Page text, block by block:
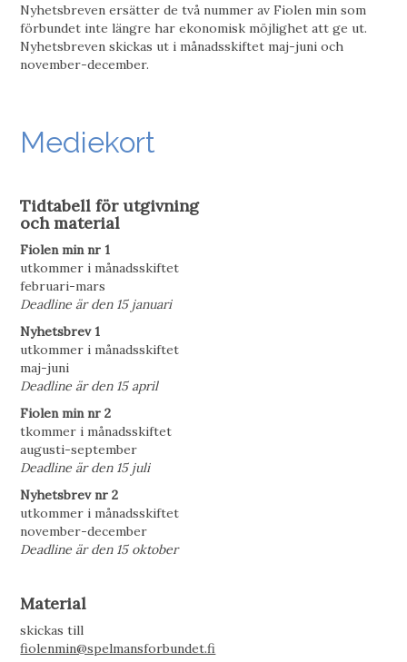
Nyhetsbreven ersätter de två nummer av Fiolen min som
förbundet inte längre har ekonomisk möjlighet att ge ut.
Nyhetsbreven skickas ut i månadsskiftet maj-juni och
november-december.
Mediekort
Tidtabell för utgivning
och material
Fiolen min nr 1
utkommer i månadsskiftet
februari-mars
Deadline är den 15 januari
Nyhetsbrev 1
utkommer i månadsskiftet
maj-juni
Deadline är den 15 april
Fiolen min nr 2
tkommer i månadsskiftet
augusti-september
Deadline är den 15 juli
Nyhetsbrev nr 2
utkommer i månadsskiftet
november-december
Deadline är den 15 oktober
Material
skickas till
fiolenmin@spelmansforbundet.fi